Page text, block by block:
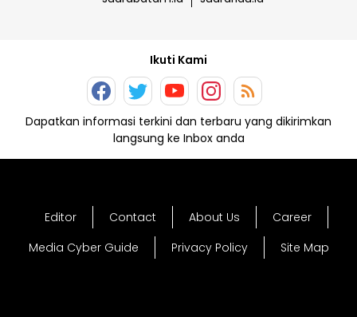
Ikuti Kami
Dapatkan informasi terkini dan terbaru yang dikirimkan
langsung ke Inbox anda
Editor Contact About Us
Career
Media Cyber Guide
Privacy Policy Site Map